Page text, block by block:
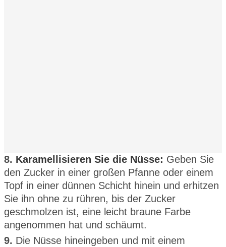
8. Karamellisieren Sie die Nüsse: Geben Sie
den Zucker in einer großen Pfanne oder einem
Topf in einer dünnen Schicht hinein und erhitzen
Sie ihn ohne zu rühren, bis der Zucker
geschmolzen ist, eine leicht braune Farbe
angenommen hat und schäumt.
9. Die Nüsse hineingeben und mit einem